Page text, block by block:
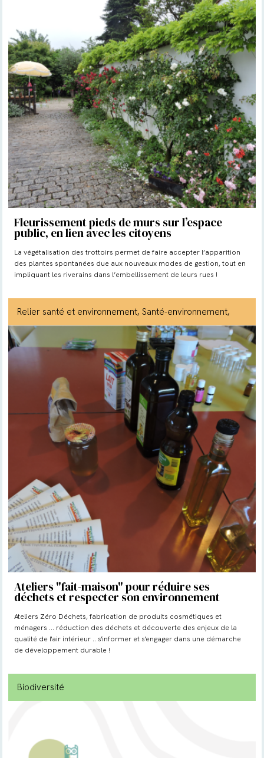
Fleurissement pieds de murs sur l’espace
public, en lien avec les citoyens
La végétalisation des trottoirs permet de faire accepter l’apparition
des plantes spontanées due aux nouveaux modes de gestion, tout en
impliquant les riverains dans l’embellissement de leurs rues !
Relier santé et environnement, Santé-environnement,
Eau, Déchets
Ateliers "fait-maison" pour réduire ses
déchets et respecter son environnement
Ateliers Zéro Déchets, fabrication de produits cosmétiques et
ménagers ... réduction des déchets et découverte des enjeux de la
qualité de l'air intérieur .. s'informer et s'engager dans une démarche
de développement durable !
Biodiversité